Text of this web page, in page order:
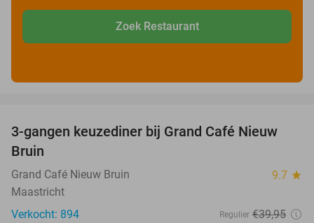
Zoek Restaurant
41%
3-gangen keuzediner bij Grand Café Nieuw
Bruin
Grand Café Nieuw Bruin 9.7 star
Maastricht
Verkocht: 894
Regulier €39,95